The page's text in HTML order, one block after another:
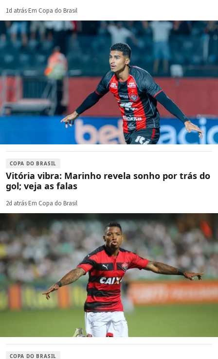
1d atrás·Em Copa do Brasil
COPA DO BRASIL
Vitória vibra: Marinho revela sonho por trás do
gol; veja as falas
2d atrás·Em Copa do Brasil
COPA DO BRASIL